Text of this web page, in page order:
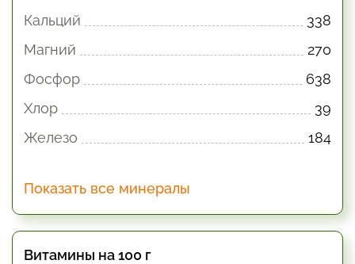
Кальций
338
Магний
270
Фосфор
638
Хлор
39
Железо
184
Показать все минералы
Витамины на 100 г